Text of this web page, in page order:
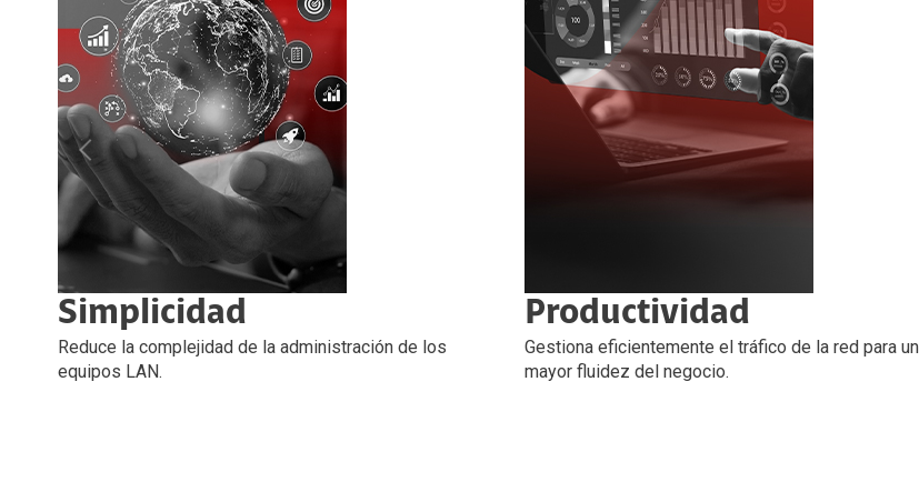
Simplicidad
Reduce la complejidad de la administración de los
equipos LAN.
Productividad
Gestiona eficientemente el tráfico de la red para
mayor fluidez del negocio.